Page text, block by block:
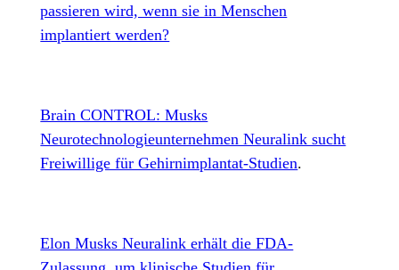
passieren wird, wenn sie in Menschen
implantiert werden?
Brain CONTROL: Musks
Neurotechnologieunternehmen Neuralink sucht
Freiwillige für Gehirnimplantat-Studien.
Elon Musks Neuralink erhält die FDA-